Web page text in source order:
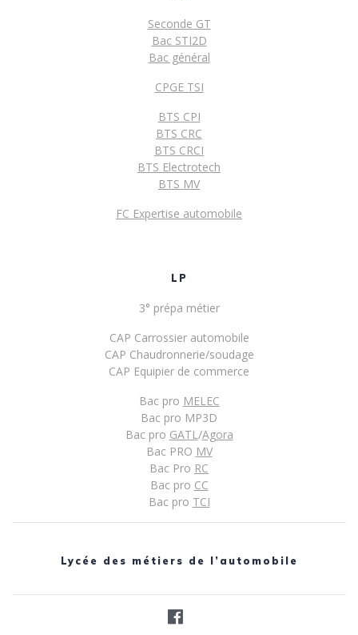
Seconde GT
Bac STI2D
Bac général
CPGE TSI
BTS CPI
BTS CRC
BTS CRCI
BTS Electrotech
BTS MV
FC Expertise automobile
LP
3° prépa métier
CAP Carrossier automobile
CAP Chaudronnerie/soudage
CAP Equipier de commerce
Bac pro MELEC
Bac pro MP3D
Bac pro GATL/Agora
Bac PRO MV
Bac Pro RC
Bac pro CC
Bac pro TCI
Lycée des métiers de l’automobile